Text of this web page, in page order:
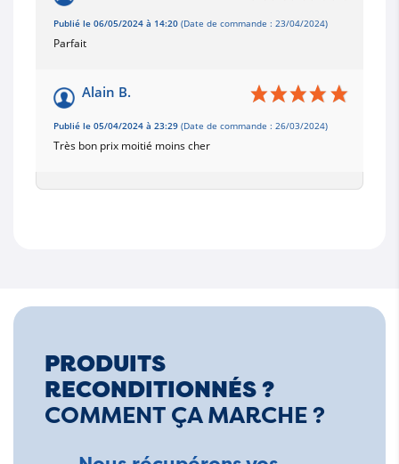
Publié le 06/05/2024 à 14:20 (Date de commande : 23/04/2024)
Parfait
Alain B.
Publié le 05/04/2024 à 23:29 (Date de commande : 26/03/2024)
Très bon prix moitié moins cher
PRODUITS
RECONDITIONNÉS ?
COMMENT ÇA MARCHE ?